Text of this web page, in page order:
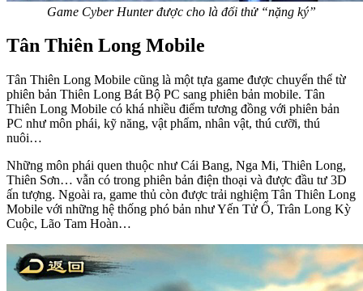
Game Cyber Hunter được cho là đối thử “nặng ký”
Tân Thiên Long Mobile
Tân Thiên Long Mobile cũng là một tựa game được chuyển thể từ
phiên bản Thiên Long Bát Bộ PC sang phiên bản mobile. Tân
Thiên Long Mobile có khá nhiều điểm tương đồng với phiên bản
PC như môn phái, kỹ năng, vật phẩm, nhân vật, thú cưỡi, thú
nuôi…
Những môn phái quen thuộc như Cái Bang, Nga Mi, Thiên Long,
Thiên Sơn… vẫn có trong phiên bản điện thoại và được đầu tư 3D
ấn tượng. Ngoài ra, game thủ còn được trải nghiệm Tân Thiên Long
Mobile với những hệ thống phó bản như Yến Tử Ổ, Trân Long Kỳ
Cuộc, Lão Tam Hoàn…